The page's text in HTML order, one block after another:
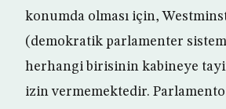
konumda olması için,
(demokratik parlamenter
herhangi birisinin kabineye
izin vermemektedir.